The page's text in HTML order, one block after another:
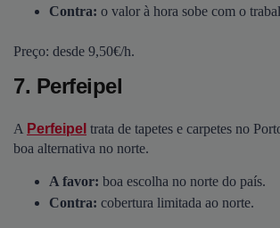
Contra: o valor à hora sobe com o
Preço: desde 9,50€/h.
7. Perfeipel
A Perfeipel trata de tapetes e carpetes no
boa alternativa no norte.
A favor: boa escolha no norte do país.
Contra: cobertura limitada ao norte.